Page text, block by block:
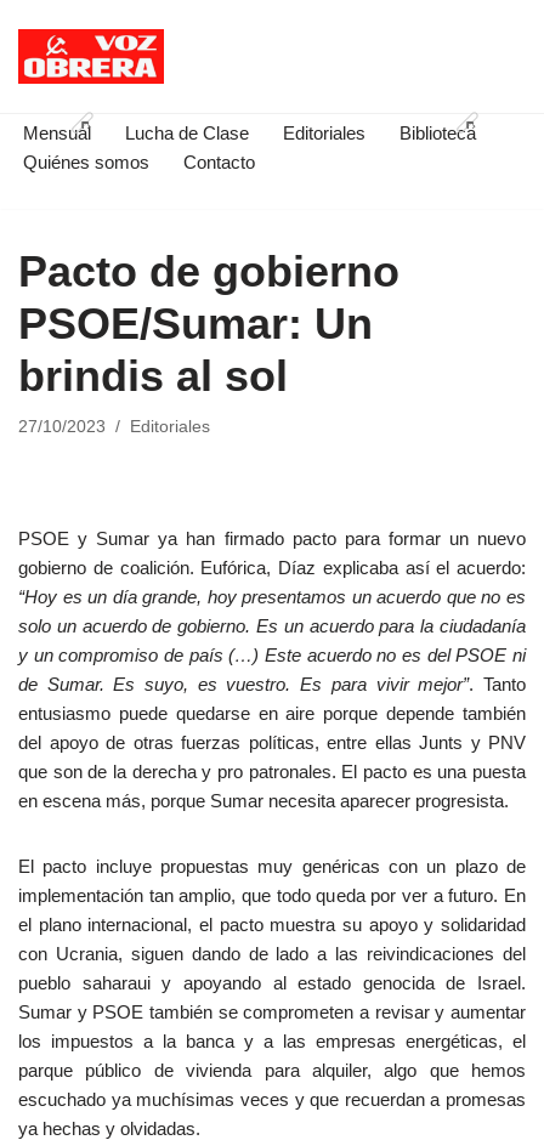
Saltar
contenido
Mensual Lucha de Clase Editoriales
Biblioteca
Quiénes somos
Contacto
Pacto de gobierno
PSOE/Sumar: Un
brindis al sol
27/10/2023 Editoriales
PSOE y Sumar ya han firmado pacto para formar un nuevo
gobierno de coalición. Eufórica, Díaz explicaba así el acuerdo:
“Hoy es un día grande, hoy presentamos un acuerdo que no es
solo un acuerdo de gobierno. Es un acuerdo para la ciudadanía
y un compromiso de país (…) Este acuerdo no es del PSOE ni
de Sumar. Es suyo, es vuestro. Es para vivir mejor”. Tanto
entusiasmo puede quedarse en aire porque depende también
del apoyo de otras fuerzas políticas, entre ellas Junts y PNV
que son de la derecha y pro patronales. El pacto es una puesta
en escena más, porque Sumar necesita aparecer progresista.
El pacto incluye propuestas muy genéricas con un plazo de
implementación tan amplio, que todo queda por ver a futuro. En
el plano internacional, el pacto muestra su apoyo y solidaridad
con Ucrania, siguen dando de lado a las reivindicaciones del
pueblo saharaui y apoyando al estado genocida de Israel.
Sumar y PSOE también se comprometen a revisar y aumentar
los impuestos a la banca y a las empresas energéticas, el
parque público de vivienda para alquiler, algo que hemos
escuchado ya muchísimas veces y que recuerdan a promesas
ya hechas y olvidadas.